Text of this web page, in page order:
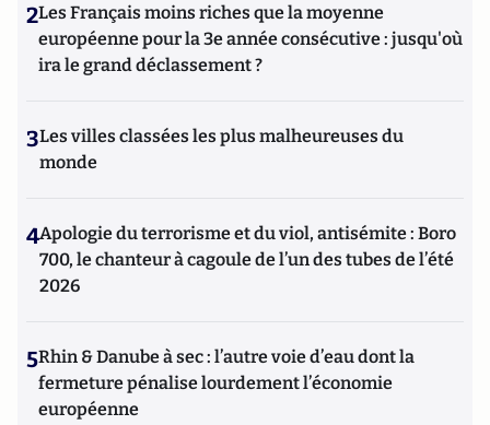
2Les Français moins riches que la moyenne
européenne pour la 3e année consécutive : jusqu'où
ira le grand déclassement ?
3Les villes classées les plus malheureuses du
monde
4Apologie du terrorisme et du viol, antisémite : Boro
700, le chanteur à cagoule de l’un des tubes de l’été
2026
5Rhin & Danube à sec : l’autre voie d’eau dont la
fermeture pénalise lourdement l’économie
européenne